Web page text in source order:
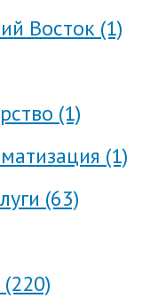
Восток (1)
(1)
(1)
(63)